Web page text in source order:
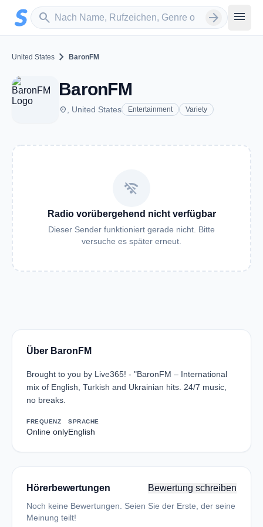
Zum Hauptinhalt springen
search
Sender suchen arrow_forward menu
United States chevron_right BaronFM
BaronFM
place , United States Entertainment Variety
wifi_off
Radio vorübergehend nicht verfügbar
Dieser Sender funktioniert gerade nicht. Bitte
versuche es später erneut.
Über BaronFM
Brought to you by Live365! - "BaronFM – International
mix of English, Turkish and Ukrainian hits. 24/7 music,
no breaks.
FREQUENZ
Online only
SPRACHE
English
Hörerbewertungen Bewertung schreiben
Noch keine Bewertungen. Seien Sie der Erste, der seine
Meinung teilt!